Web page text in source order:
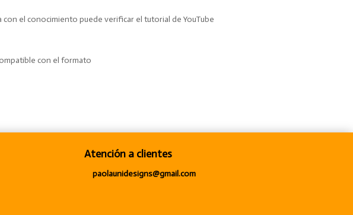
el conocimiento puede verificar el tutorial de YouTube
con el formato
Atención a clientes
paolaunidesigns@gmail.com